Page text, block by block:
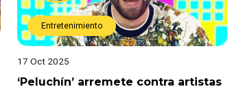
Entretenimiento
17 Oct 2025
‘Peluchín’ arremete contra artistas